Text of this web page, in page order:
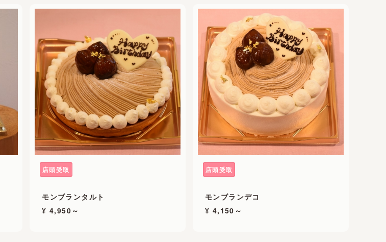
店頭受取
モンブランタルト
¥ 4,950～
店頭受取
モンブランデコ
¥ 4,150～